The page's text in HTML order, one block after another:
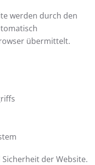
werden durch den
übermittelt.
der Website.